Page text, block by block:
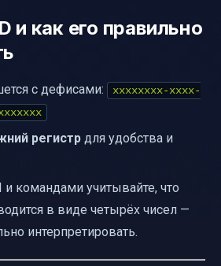
и как его правильно
с дефисами:
xxxxxxxx-xxxx-
регистр для удобства и
и командами учитывайте, что
в виде четырёх чисел —
интерпретировать.